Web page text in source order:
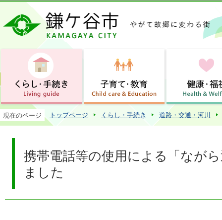
この
現在のページ トップページ くらし・手続き 道路・交通・河川
携帯電話等の使用による「なが
ました